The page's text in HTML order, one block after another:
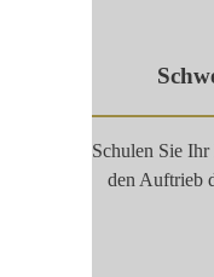
Schulen Sie
den Auftrieb